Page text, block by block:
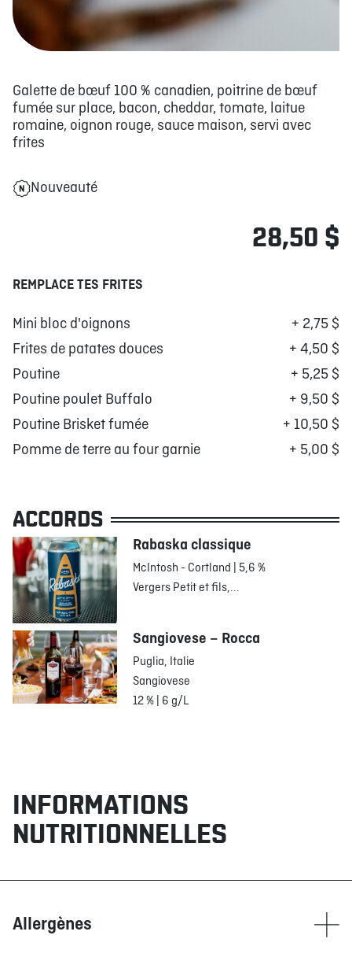
Galette de bœuf 100 % canadien, poitrine de bœuf
fumée sur place, bacon, cheddar, tomate, laitue
romaine, oignon rouge, sauce maison, servi avec
frites
Nouveauté
28,50 $
REMPLACE TES FRITES
Mini bloc d'oignons
+ 2,75 $
Frites de patates douces
+ 4,50 $
Poutine
+ 5,25 $
Poutine poulet Buffalo
+ 9,50 $
Poutine Brisket fumée
+ 10,50 $
Pomme de terre au four garnie
+ 5,00 $
ACCORDS
Rabaska classique
McIntosh - Cortland | 5,6 %
Vergers Petit et fils,...
Sangiovese – Rocca
Puglia, Italie
Sangiovese
12 % | 6 g/L
INFORMATIONS
NUTRITIONNELLES
Allergènes